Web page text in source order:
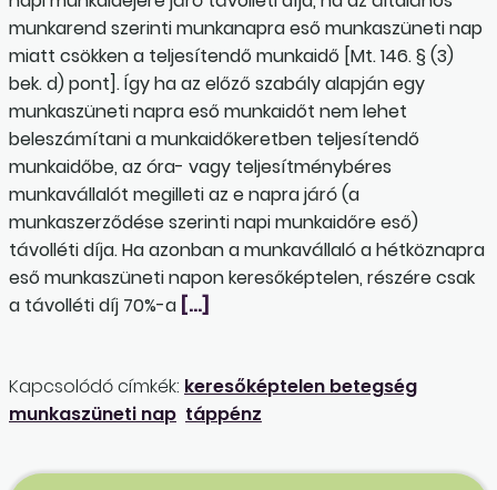
munkarend szerinti munkanapra eső munkaszüneti nap
miatt csökken a teljesítendő munkaidő [Mt. 146. § (3)
bek. d) pont]. Így ha az előző szabály alapján egy
munkaszüneti napra eső munkaidőt nem lehet
beleszámítani a munkaidőkeretben teljesítendő
munkaidőbe, az óra- vagy teljesítménybéres
munkavállalót megilleti az e napra járó (a
munkaszerződése szerinti napi munkaidőre eső)
távolléti díja. Ha azonban a munkavállaló a hétköznapra
eső munkaszüneti napon keresőképtelen, részére csak
a távolléti díj 70%-a […]
Kapcsolódó címkék: keresőképtelen betegség
munkaszüneti nap táppénz